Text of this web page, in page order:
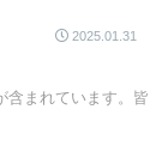
2025.01.31
含まれています。皆